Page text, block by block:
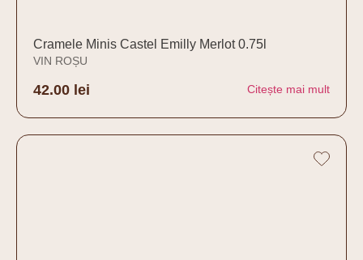
VIN ROȘU
Cramele Minis Castel Emilly Merlot 0.75l
42.00 lei Citește mai mult